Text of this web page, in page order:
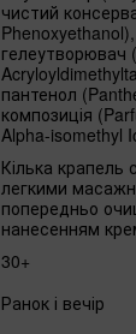
чистий
гелеутворювач
пантенол
композиція
Alpha-isomethyl
Кілька крапель
легкими
попередньо
нанесенням
30+
Ранок і вечір